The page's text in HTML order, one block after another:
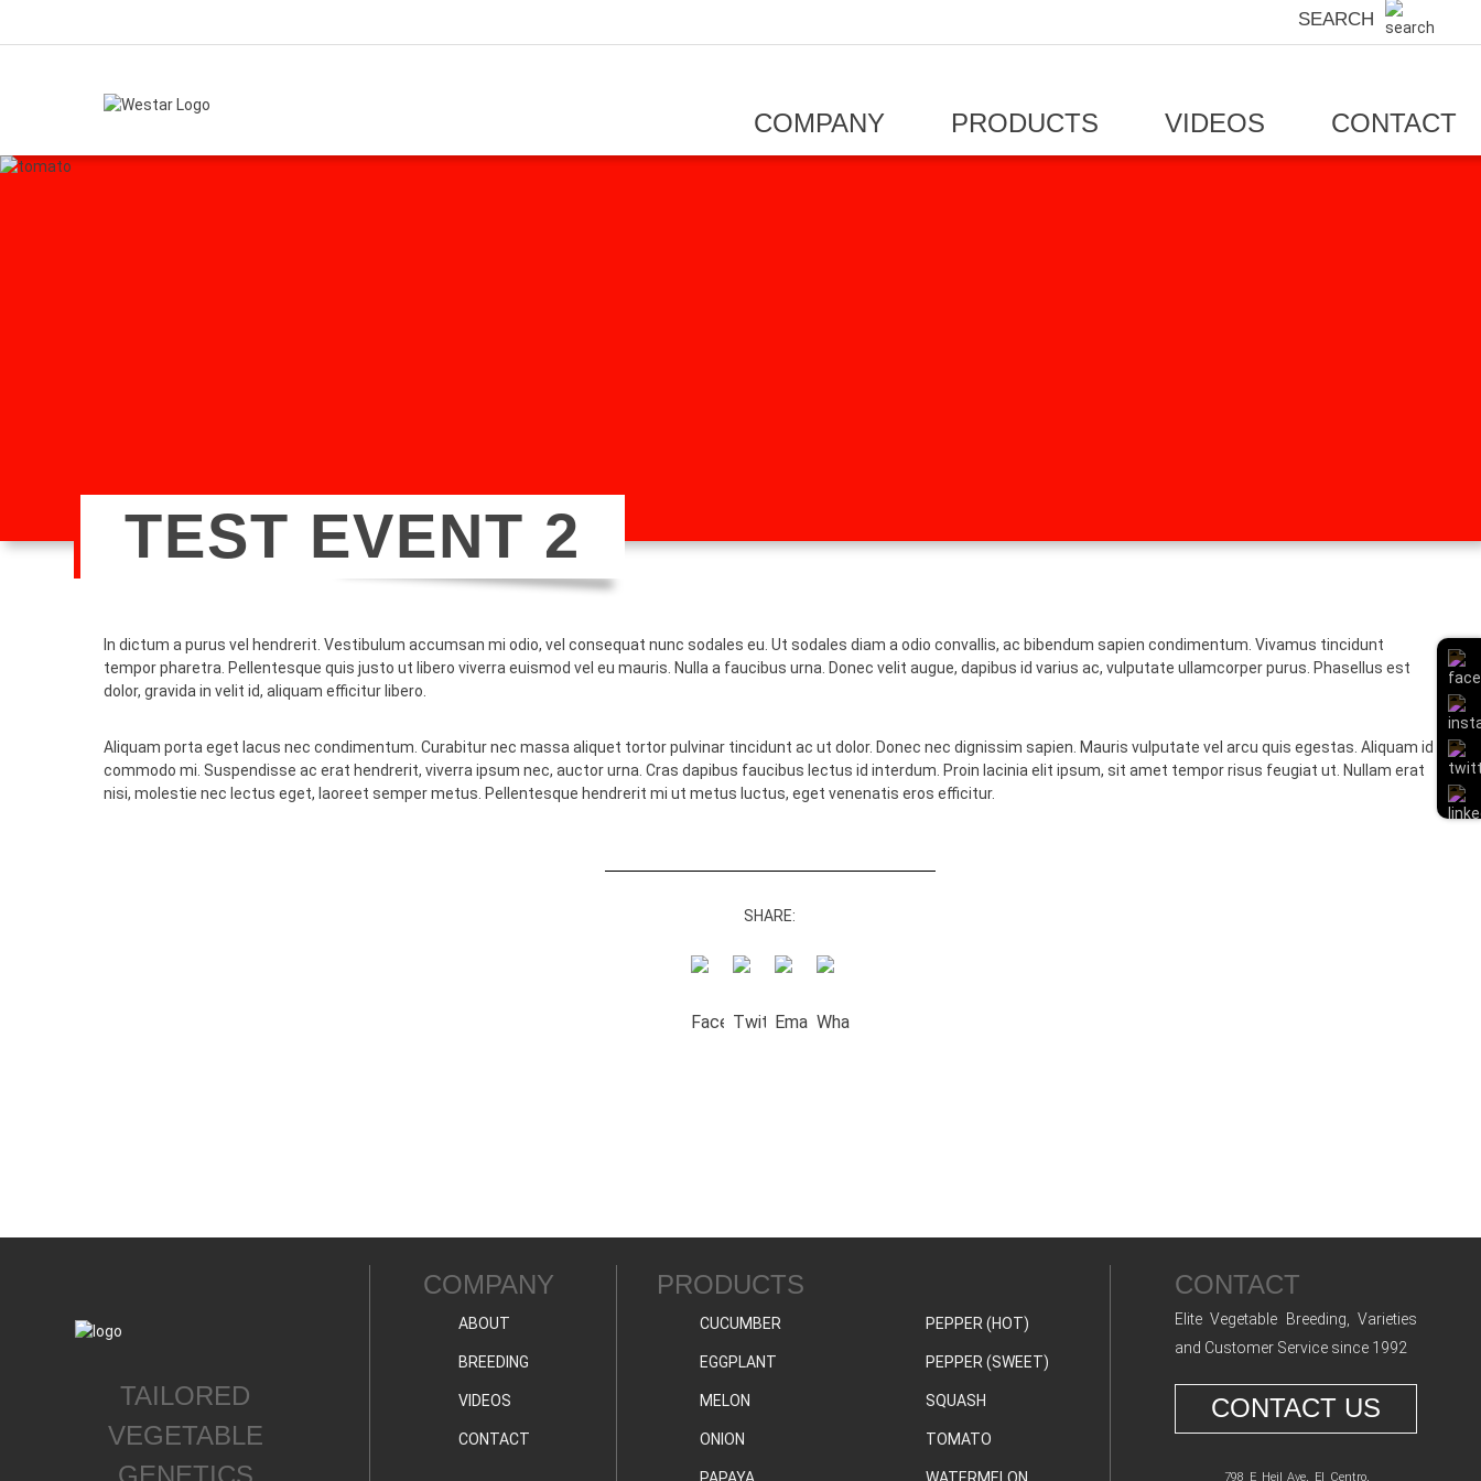
SEARCH
COMPANY PRODUCTS VIDEOS CONTACT
TEST EVENT 2
In dictum a purus vel hendrerit. Vestibulum accumsan mi odio, vel consequat nunc sodales eu. Ut sodales diam a odio convallis, ac bibendum sapien condimentum. Vivamus tincidunt
tempor pharetra. Pellentesque quis justo ut libero viverra euismod vel eu mauris. Nulla a faucibus urna. Donec velit augue, dapibus id varius ac, vulputate ullamcorper purus. Phasellus est
dolor, gravida in velit id, aliquam efficitur libero.
Aliquam porta eget lacus nec condimentum. Curabitur nec massa aliquet tortor pulvinar tincidunt ac ut dolor. Donec nec dignissim sapien. Mauris vulputate vel arcu quis egestas. Aliquam id
commodo mi. Suspendisse ac erat hendrerit, viverra ipsum nec, auctor urna. Cras dapibus faucibus lectus id interdum. Proin lacinia elit ipsum, sit amet tempor risus feugiat ut. Nullam erat
nisi, molestie nec lectus eget, laoreet semper metus. Pellentesque hendrerit mi ut metus luctus, eget venenatis eros efficitur.
SHARE:
TAILORED
VEGETABLE
COMPANY
ABOUT
BREEDING
VIDEOS
CONTACT
PRODUCTS
CUCUMBER
EGGPLANT
MELON
ONION
PAPAYA
PEPPER (HOT)
PEPPER (SWEET)
SQUASH
TOMATO
WATERMELON
CONTACT
Elite Vegetable Breeding, Varieties
and Customer Service since 1992
CONTACT US
798 E Heil Ave, El Centro,